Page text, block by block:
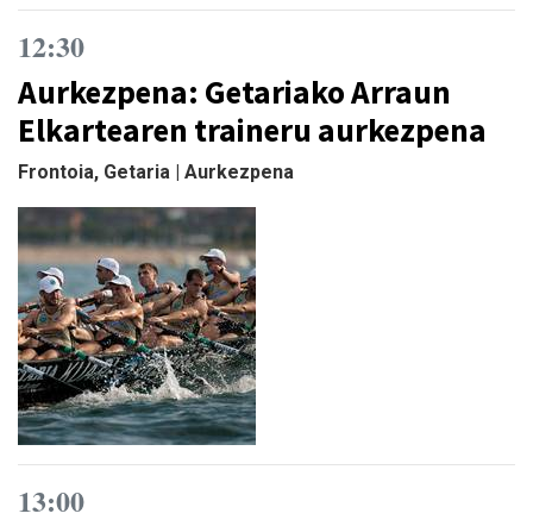
12:30
Aurkezpena: Getariako Arraun
Elkartearen traineru aurkezpena
Frontoia, Getaria | Aurkezpena
13:00